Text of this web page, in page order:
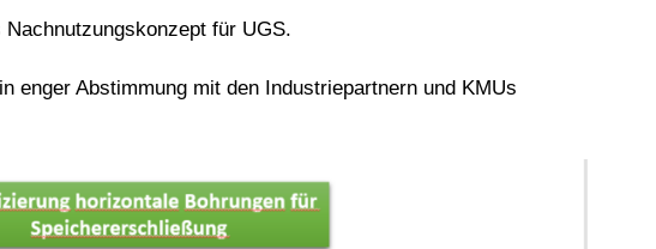
für UGS.
enger Abstimmung mit den Industriepartnern und KMUs